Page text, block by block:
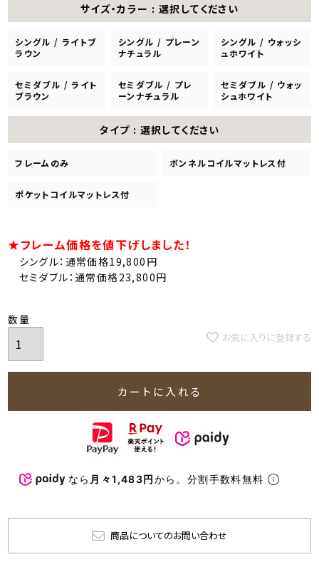
サイズ・カラー 選択してください
シングル / ライトブ
ラウン
シングル / プレーン
ナチュラル
シングル / ウォッシ
ュホワイト
セミダブル / ライト
ブラウン
セミダブル / プレ
ーンナチュラル
セミダブル / ウォッ
シュホワイト
タイプ 選択してください
フレームのみ ボンネルコイルマットレス付
ポケットコイルマットレス付
★フレーム価格を値下げしました！
シングル：通常価格19,800円
セミダブル：通常価格23,800円
お気に入りに登録する
カートに入れる
なら 月々1,483円から。分割手数料無料
商品についてのお問い合わせ